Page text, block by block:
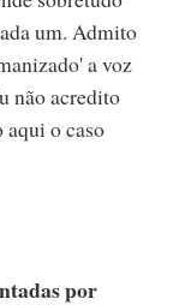
um. Admito
a voz
não acredito
aqui o caso
por